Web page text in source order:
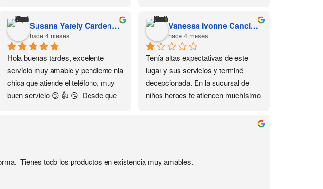
Sin duda volvería a comprar aquí.
Susana Yarely Cardenas Sanchez
hace 4 meses
Hola buenas tardes, excelente
servicio muy amable y pendiente nla
chica que atiende el teléfono, muy
buen servicio 😉 👍 😘  Desde que
seguro 🔐
Vanessa Ivonne Cancino Juárez
hace 4 meses
Tenía altas expectativas de este
lugar y sus servicios y terminé
decepcionada. En la sucursal de
niños heroes te atienden muchísimo
no pude asistir un día y me
Tienes todo los productos en existencia muy amables.